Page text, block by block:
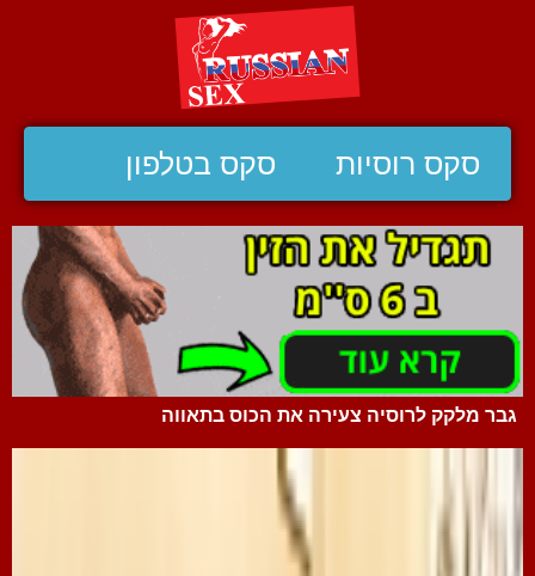
סקס רוסיות סקס בטלפון
גבר מלקק לרוסיה צעירה את הכוס בתאווה